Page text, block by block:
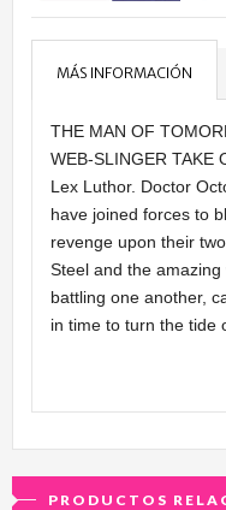
MÁS INFORMACIÓN
THE MAN OF
WEB-SLINGER TAKE
Lex Luthor. Doctor
have joined forces to
revenge upon their
Steel and the
battling one another,
in time to turn the tide
PRODUCTOS